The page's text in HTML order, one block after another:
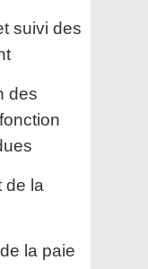
suivi des
des
de la
la paie